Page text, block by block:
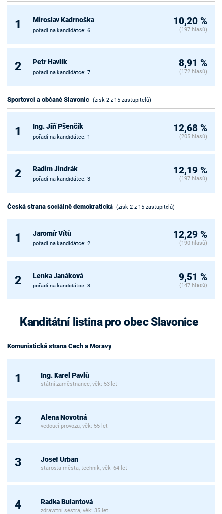
1 Miroslav Kadrnoška
pořadí na kandidátce: 6
10,20 %
(197 hlasů)
2 Petr Havlík
pořadí na kandidátce: 7
8,91 %
(172 hlasů)
Sportovci a občané Slavonic (zisk 2 z 15 zastupitelů)
1 Ing. Jiří Pšenčík
pořadí na kandidátce: 1
12,68 %
(205 hlasů)
2 Radim Jindrák
pořadí na kandidátce: 3
12,19 %
(197 hlasů)
Česká strana sociálně demokratická (zisk 2 z 15 zastupitelů)
1 Jaromír Vítů
pořadí na kandidátce: 2
12,29 %
(190 hlasů)
2 Lenka Janáková
pořadí na kandidátce: 3
9,51 %
(147 hlasů)
Kanditátní listina pro obec Slavonice
Komunistická strana Čech a Moravy
1 Ing. Karel Pavlů
státní zaměstnanec, věk: 53 let
2 Alena Novotná
vedoucí provozu, věk: 55 let
3 Josef Urban
starosta města, technik, věk: 64 let
4 Radka Bulantová
zdravotní sestra, věk: 35 let